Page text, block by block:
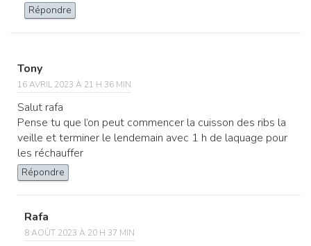
Répondre
Tony
16 AVRIL 2023 À 21 H 36 MIN
Salut rafa
Pense tu que l’on peut commencer la cuisson des ribs la
veille et terminer le lendemain avec 1 h de laquage pour
les réchauffer
Répondre
Rafa
8 AOÛT 2023 À 20 H 37 MIN